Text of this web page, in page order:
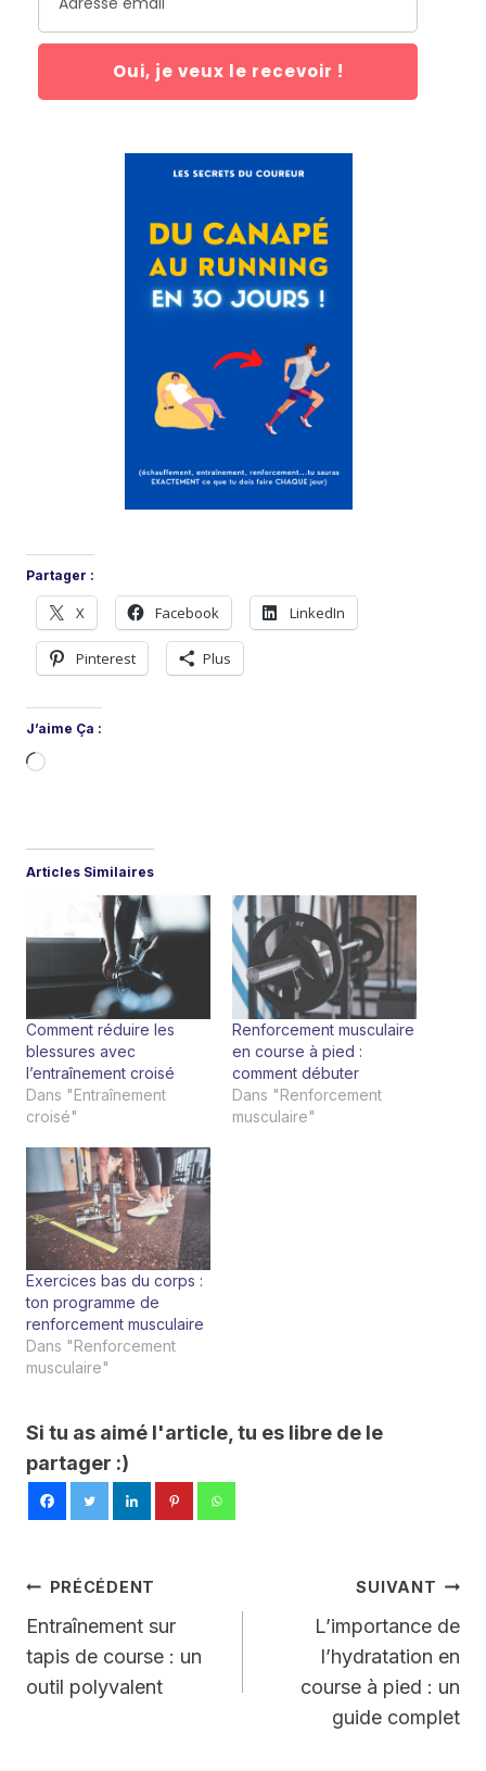
Oui, je veux le recevoir !
Partager :
X Facebook LinkedIn
Pinterest Plus
J’aime Ça :
C
r
m
t
…
Articles Similaires
Comment réduire les
blessures avec
l’entraînement croisé
Dans "Entraînement
croisé"
Renforcement musculaire
en course à pied :
comment débuter
Dans "Renforcement
musculaire"
Exercices bas du corps :
ton programme de
renforcement musculaire
Dans "Renforcement
musculaire"
Si tu as aimé l'article, tu es libre de le
partager :)
Navigation
De
L’article
PRÉCÉDENT
Entraînement sur
tapis de course : un
outil polyvalent
SUIVANT
L’importance de
l’hydratation en
course à pied : un
guide complet